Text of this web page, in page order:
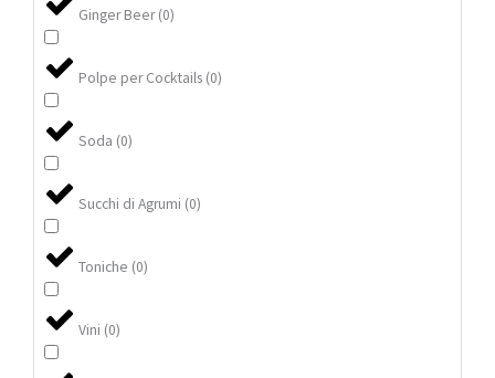
Ginger Beer (0)
Polpe per Cocktails (0)
Soda (0)
Succhi di Agrumi (0)
Toniche (0)
Vini (0)